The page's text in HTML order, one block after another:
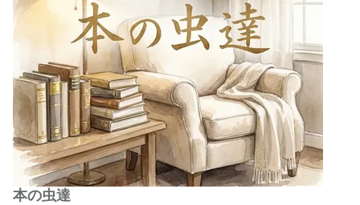
本の虫達